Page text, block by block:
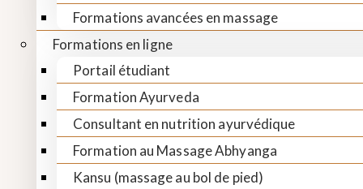
Formations avancées en massage
Formations en ligne
Portail étudiant
Formation Ayurveda
Consultant en nutrition ayurvédique
Formation au Massage Abhyanga
Kansu (massage au bol de pied)